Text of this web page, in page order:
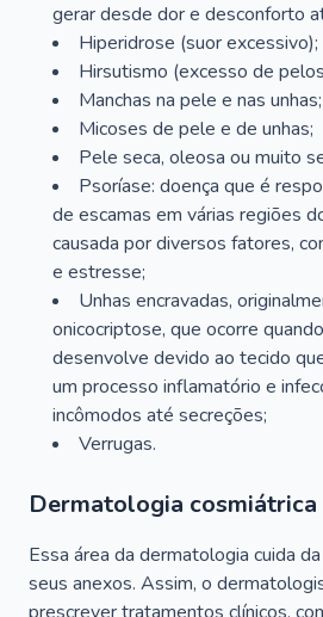
gerar desde dor e desconforto
Hiperidrose (suor excessivo);
Hirsutismo (excesso de
Manchas na pele e nas unhas;
Micoses de pele e de unhas;
Pele seca, oleosa ou muito
Psoríase: doença que é
de escamas em várias regiões
causada por diversos fatores,
e estresse;
Unhas encravadas,
onicocriptose, que ocorre
desenvolve devido ao tecido
um processo inflamatório e
incômodos até secreções;
Verrugas.
Dermatologia cosmiátrica
Essa área da dermatologia cuida
seus anexos. Assim, o